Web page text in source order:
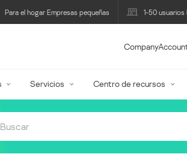
Para el hogar Empresas pequeñas 1-50 usuarios
Servicios Centro de recursos